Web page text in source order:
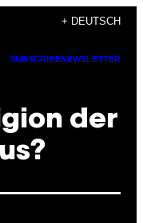
+ DEUTSCH
SUBSCRIBENEWSLETTER
der